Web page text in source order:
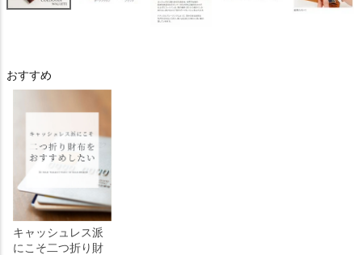
おすすめ
キャッシュレス派
にこそ二つ折り財